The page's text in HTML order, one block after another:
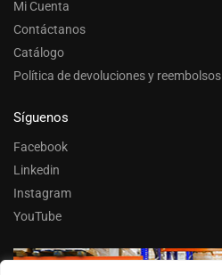
Mi Cuenta
Contáctanos
Catálogo
Política de devoluciones y reembolsos
Síguenos
Facebook
Linkedin
Instagram
YouTube